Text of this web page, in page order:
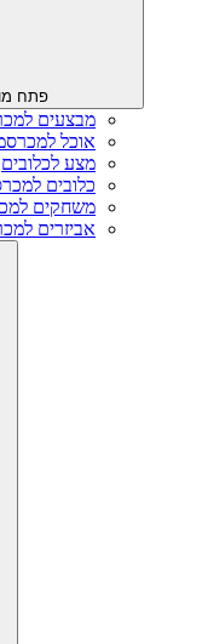
פתח
מבצעים
אוכל
מצע לכלובים
כלובים
משחקים
אביזרים